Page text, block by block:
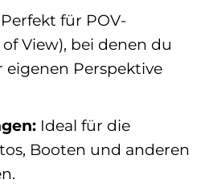
Perfekt für POV-
View), bei denen du
eigenen Perspektive
Ideal für die
Booten und anderen